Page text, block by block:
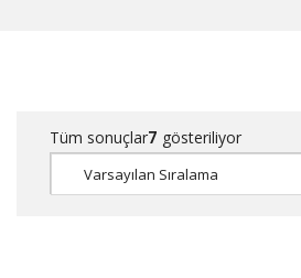
Tüm sonuçlar7 gösteriliyor
Varsayılan Sıralama